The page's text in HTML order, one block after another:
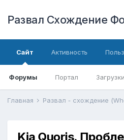
Развал Схождение
Сайт
Форумы Портал Загрузки
Активность
Главная Развал - схождение
Kia Quoris.